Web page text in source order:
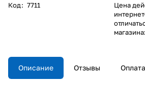
Код: 7711
Цена
Описание Отзывы Оплата